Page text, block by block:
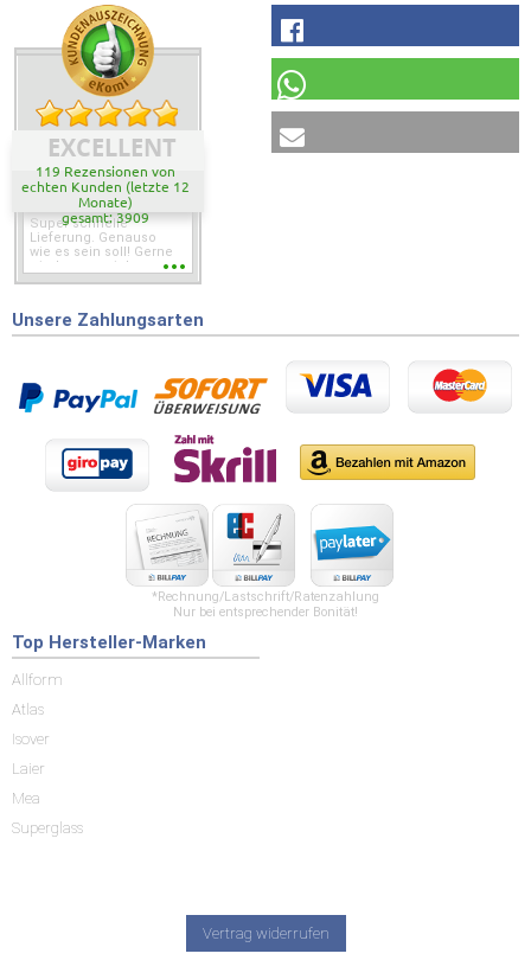
EXCELLENT
119 Rezensionen von
echten Kunden (letzte 12
Monate)
gesamt: 3909
Super schnelle
Lieferung. Genauso
wie es sein soll! Gerne
wieder wenn ich was
Unsere Zahlungsarten
*Rechnung/Lastschrift/Ratenzahlung
Nur bei entsprechender Bonität!
Top Hersteller-Marken
Allform
Atlas
Isover
Laier
Mea
Superglass
Vertrag widerrufen